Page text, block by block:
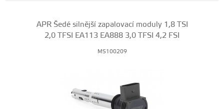
APR Šedé silnější zapalovací moduly 1,8 TSI
2,0 TFSI EA113 EA888 3,0 TFSI 4,2 FSI
MS100209